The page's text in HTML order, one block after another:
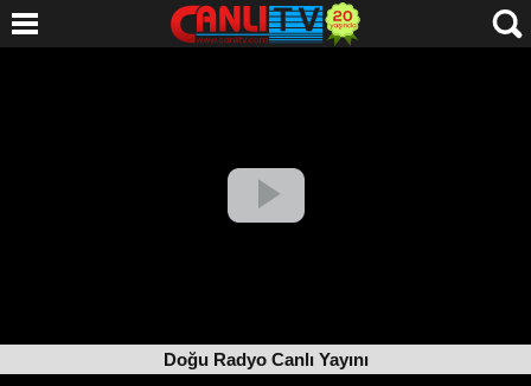
Doğu Radyo Canlı Yayını